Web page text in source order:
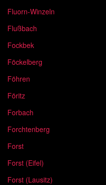
Fluorn-Winzeln
Flußbach
Fockbek
Föckelberg
Föhren
Föritz
Forbach
Forchtenberg
Forst
Forst (Eifel)
Forst (Lausitz)